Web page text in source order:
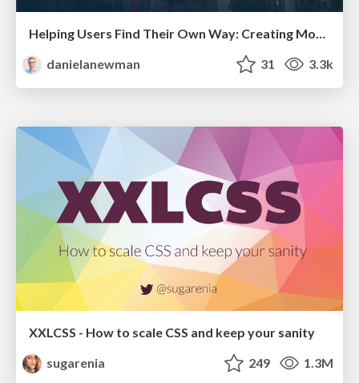
Helping Users Find Their Own Way: Creating Modern Search Experiences
danielanewman
31 3.3k
XXLCSS - How to scale CSS and keep your sanity
sugarenia
249 1.3M